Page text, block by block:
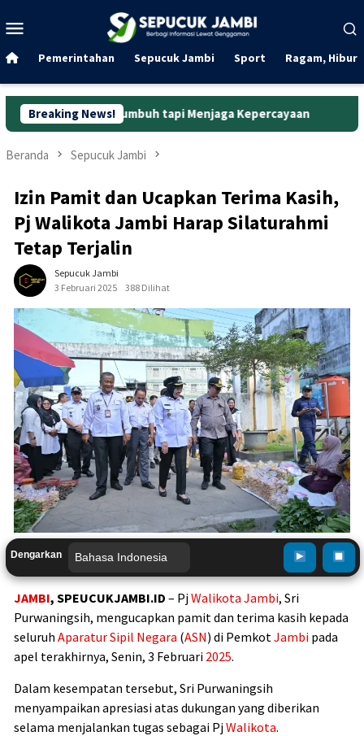
ke
Mobile
Pemerintahan Sepucuk Jambi Sport Ragam,
Breaking News!
tapi Menjaga Kepercayaan Curanmor di Oko
Beranda Sepucuk Jambi
Izin Pamit dan Ucapkan Terima Kasih,
Pj Walikota Jambi Harap Silaturahmi
Tetap Terjalin
Sepucuk Jambi
3 Februari 2025
388 Dilihat
Dengarkan
JAMBI, SPEUCUKJAMBI.ID – PjWalikota Jambi, Sri
Purwaningsih, mengucapkan pamit dan terima kasih kepada
seluruh Aparatur Sipil Negara (ASN) di Pemkot Jambi pada
apel terakhirnya, Senin, 3 Februari 2025.
Dalam kesempatan tersebut, Sri Purwaningsih
menyampaikan apresiasi atas dukungan yang diberikan
selama menjalankan tugas sebagai PjWalikota.